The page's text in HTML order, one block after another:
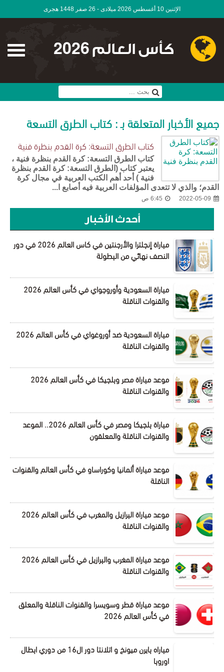
الإثنين 10 أغسطس 2026 ميلادى - 26 صفر 1448 هجرى
كأس العالم 2026
جميع الأخبار المتعلقة بـ : كتاب الطرق التسعة
كتاب الطرق التسعة: كرة القدم بنظرة فنية
كتاب الطرق التسعة: كرة القدم بنظرة فنية ،
يعتبر كتاب (الطرق التسعة: كرة القدم بنظرة
فنية ) أحد أهم الكتب العربية في مجال كرة
القدم؛ والذي لا تتعدى المؤلفات العربية فيه أصابع ا...
2022-05-09 6:45 ص
أحدث الأخبار
مباراة إنجلترا والأرجنتين في كاس العالم 2026 في دور
النصف نهائي من البطولة
مباراة السعودية وأوروجواي في كأس العالم 2026
والقنوات الناقلة
مباراة السعودية ضد أوروغواي في كأس العالم 2026
والقنوات الناقلة
موعد مباراة مصر وبلجيكا في كأس العالم 2026
والقنوات الناقلة
مباراة بلجيكا ومصر في كأس العالم 2026.. الموعد
والقنوات الناقلة والمعلقون
موعد مباراة ألمانيا وكوراساو في كأس العالم والقنوات
الناقلة
موعد مباراة البرازيل والمغرب في كأس العالم 2026
والقنوات الناقلة
موعد مباراة المغرب والبرازيل في كأس العالم 2026
والقنوات الناقلة
موعد مباراة قطر وسويسرا والقنوات الناقلة والمعلق
في كأس العالم 2026
مباراه بايرن ميونخ و اتلانتا دور ال16 من دوري ابطال
اوروبا